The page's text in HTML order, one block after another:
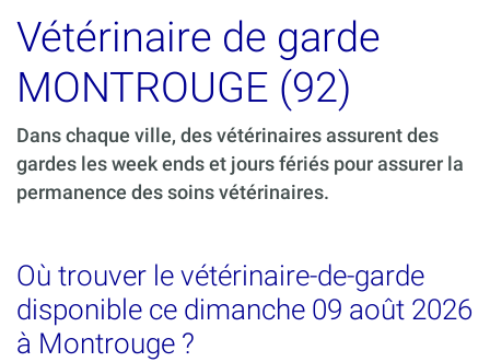
Vétérinaire de garde
MONTROUGE (92)
Dans chaque ville, des vétérinaires assurent des
gardes les week ends et jours fériés pour assurer la
permanence des soins vétérinaires.
Où trouver le vétérinaire-de-garde
disponible ce dimanche 09 août 2026
à Montrouge ?